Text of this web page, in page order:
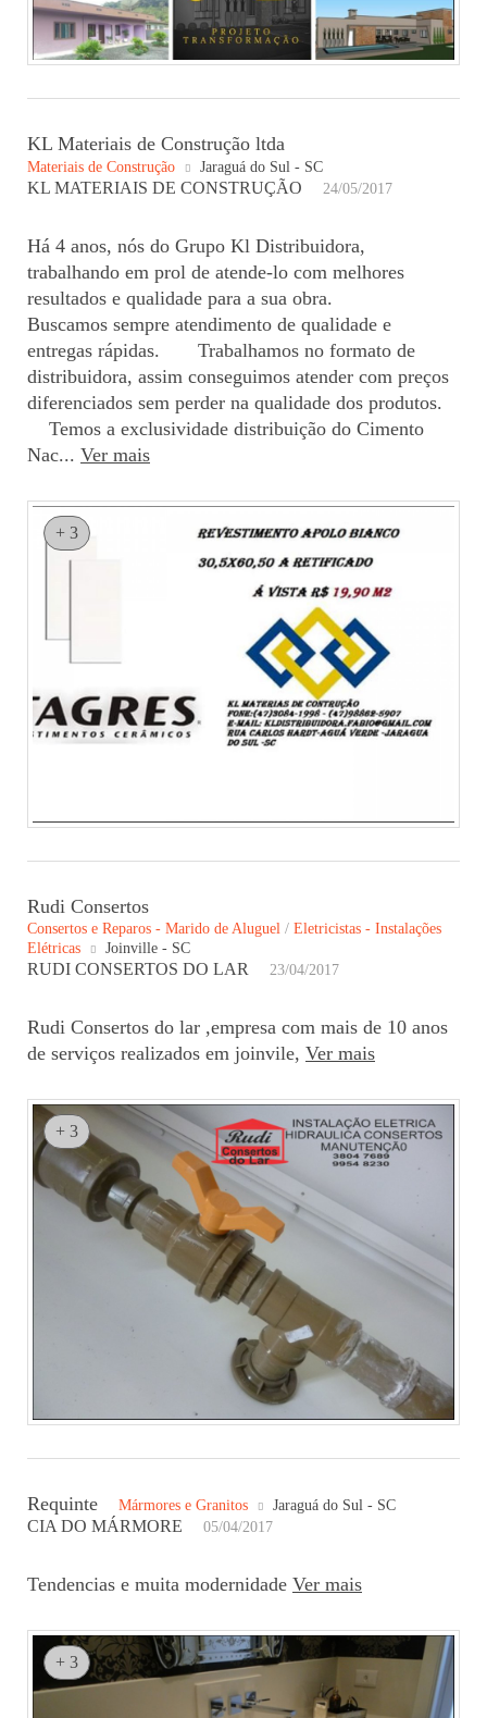
KL Materiais de Construção ltda
Materiais de Construção Jaraguá do Sul - SC
KL MATERIAIS DE CONSTRUÇÃO 24/05/2017
Há 4 anos, nós do Grupo Kl Distribuidora,
trabalhando em prol de atende-lo com melhores
resultados e qualidade para a sua obra.
Buscamos sempre atendimento de qualidade e
entregas rápidas. Trabalhamos no formato de
distribuidora, assim conseguimos atender com preços
diferenciados sem perder na qualidade dos produtos.
Temos a exclusividade distribuição do Cimento
Nac... Ver mais
+ 3
Rudi Consertos
Consertos e Reparos - Marido de Aluguel / Eletricistas - Instalações
Elétricas
Joinville - SC
RUDI CONSERTOS DO LAR 23/04/2017
Rudi Consertos do lar ,empresa com mais de 10 anos
de serviços realizados em joinvile, Ver mais
+ 3
Requinte Mármores e Granitos Jaraguá do Sul - SC
CIA DO MÁRMORE 05/04/2017
Tendencias e muita modernidade Ver mais
+ 3